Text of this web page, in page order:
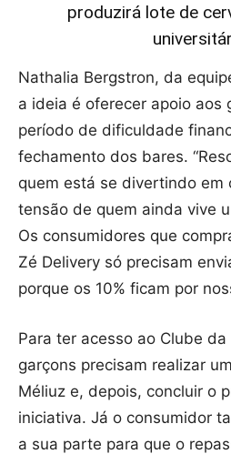
produzirá lote de
Nathalia Bergstron, da
a ideia é oferecer apoio aos
período de dificuldade
fechamento dos bares.
quem está se divertindo em
tensão de quem ainda vive
Os consumidores que
Zé Delivery só precisam
porque os 10% ficam por
Para ter acesso ao Clube
garçons precisam realizar
Méliuz e, depois, concluir o
iniciativa. Já o consumidor
a sua parte para que o